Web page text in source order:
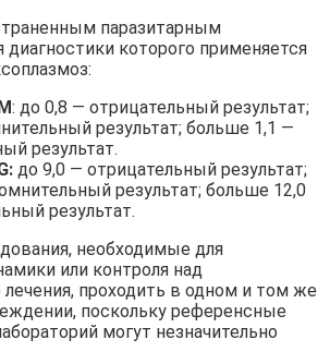
паразитарным
диагностики которого применяется
: до 0,8 — отрицательный результат;
результат; больше 1,1 —
результат.
до 9,0 — отрицательный результат;
результат; больше 12,0
результат.
необходимые для
или контроля над
проходить в одном и том же
поскольку референсные
могут незначительно